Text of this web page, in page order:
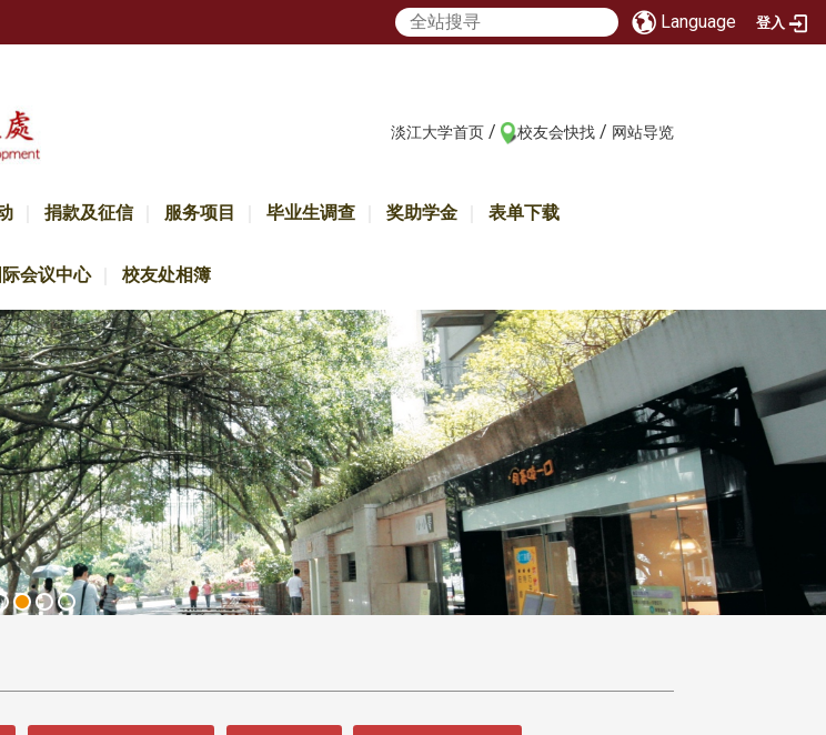
Language 登入
淡江大学首页 / 校友会快找 / 网站导览
捐款及征信 服务项目 毕业生调查 奖助学金 表单下载
会议中心 校友处相簿